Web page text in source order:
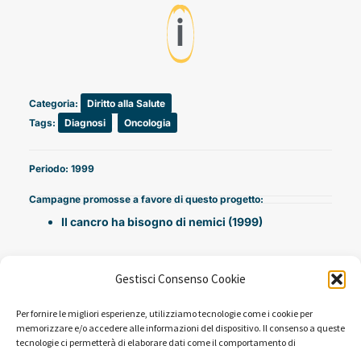
Gestisci Consenso Cookie
Per fornire le migliori esperienze, utilizziamo tecnologie come i cookie per
memorizzare e/o accedere alle informazioni del dispositivo. Il consenso a queste
tecnologie ci permetterà di elaborare dati come il comportamento di
ℹ️
Categoria:
Diritto alla Salute
Tags:
Diagnosi Oncologia
Periodo: 1999
Campagne promosse a favore di questo progetto:
Il cancro ha bisogno di nemici (1999)